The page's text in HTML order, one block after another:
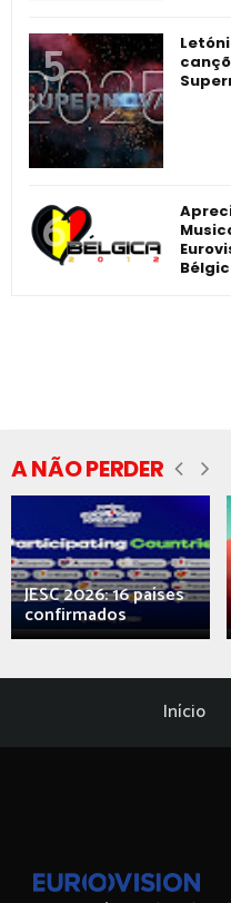
A NÃO PERDER
JESC 2026: 16 países
confirmados
Início